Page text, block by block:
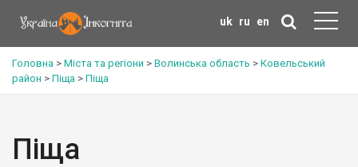
uk ru en
Головна > Міста та регіони > Волинська область > Ковельський
район > Піща > Піща
Піща